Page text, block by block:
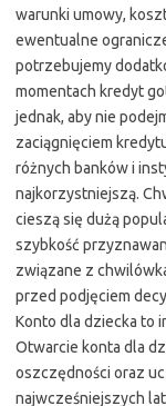
warunki umowy,
ewentualne
potrzebujemy
momentach kredyt
jednak, aby nie
zaciągnięciem
różnych banków i
najkorzystniejszą.
cieszą się dużą
szybkość
związane z
przed podjęciem
Konto dla dziecka to
Otwarcie konta dla
oszczędności oraz
najwcześniejszych